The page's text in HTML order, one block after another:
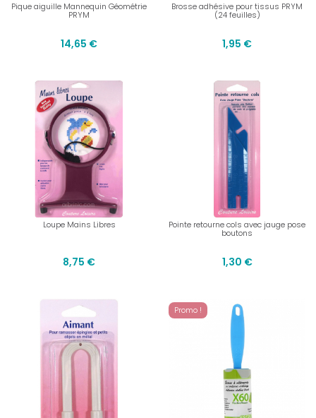
Pique aiguille Mannequin Géométrie
PRYM
14,65 €
Brosse adhésive pour tissus PRYM
(24 feuilles)
1,95 €
Loupe Mains Libres
8,75 €
Pointe retourne cols avec jauge pose
boutons
1,30 €
Promo !